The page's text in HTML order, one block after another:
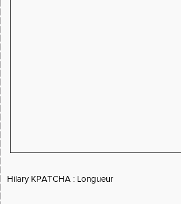
Hilary KPATCHA : Longueur